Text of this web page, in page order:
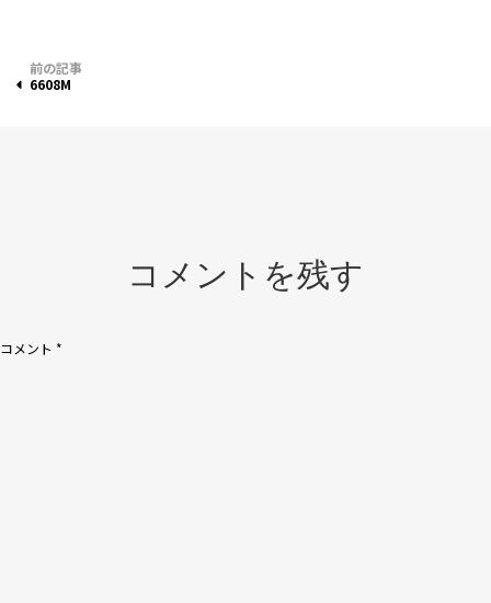
投
ン
6608M
コメントを残す
コメント *